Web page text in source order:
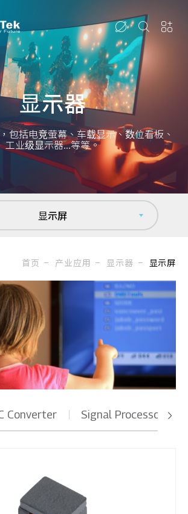
显示器
包括电竞萤幕、车载显示、数位看板、
工业级显示器...等等。
显示屏
首页 产业应用 显示器 显示屏
Converter Signal Processor